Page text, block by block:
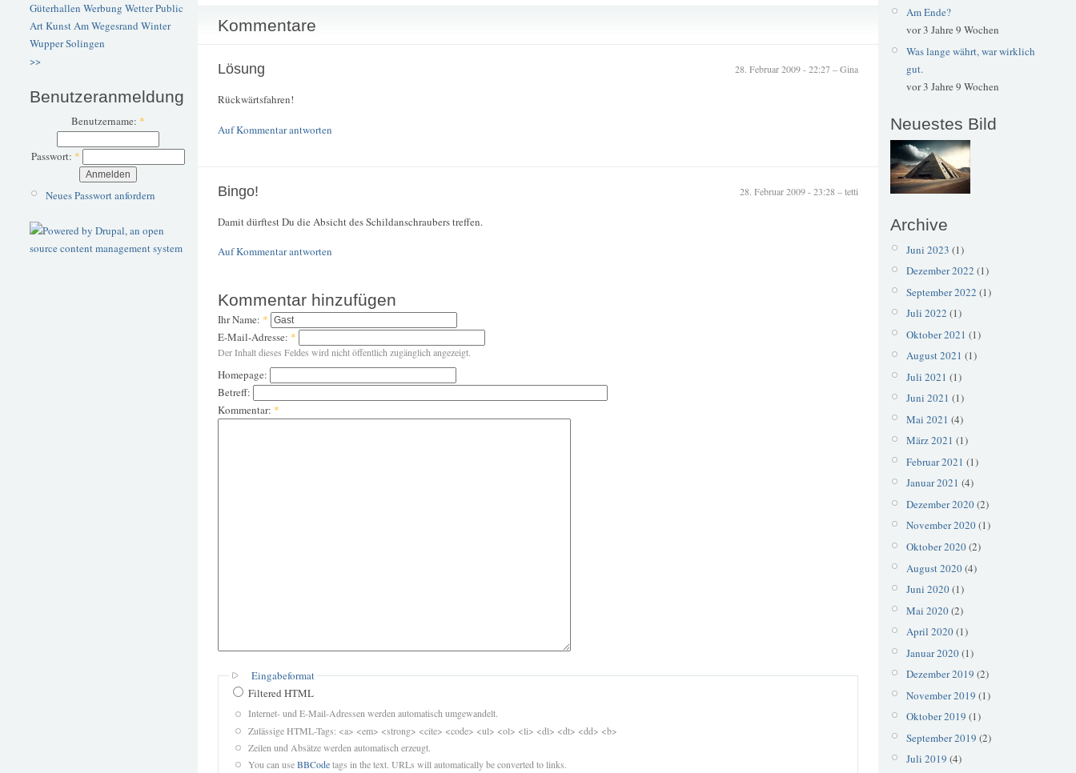
Güterhallen Werbung WetterPublic
ArtKunstAm Wegesrand Winter
WupperSolingen
>>
Benutzeranmeldung
Benutzername: *
Passwort: *
Neues Passwort anfordern
Kommentare
28. Februar 2009 - 22:27 – Gina
Lösung
Rückwärtsfahren!
Auf Kommentar antworten
28. Februar 2009 - 23:28 – tetti
Bingo!
Damit dürftest Du die Absicht des Schildanschraubers treffen.
Auf Kommentar antworten
Kommentar hinzufügen
Ihr Name: *
E-Mail-Adresse: *
Der Inhalt dieses Feldes wird nicht öffentlich zugänglich angezeigt.
Homepage:
Betreff:
Kommentar: *
Eingabeformat
Filtered HTML
Internet- und E-Mail-Adressen werden automatisch umgewandelt.
Zulässige HTML-Tags: <a> <em> <strong> <cite> <code> <ul> <ol> <li> <dl> <dt> <dd> <b>
Zeilen und Absätze werden automatisch erzeugt.
You can useBBCodetags in the text. URLs will automatically be converted to links.
Am Ende?
vor 3 Jahre 9 Wochen
Was lange währt, war wirklich
gut.
vor 3 Jahre 9 Wochen
Neuestes Bild
Archive
Juni 2023 (1)
Dezember 2022 (1)
September 2022 (1)
Juli 2022 (1)
Oktober 2021 (1)
August 2021 (1)
Juli 2021 (1)
Juni 2021 (1)
Mai 2021 (4)
März 2021 (1)
Februar 2021 (1)
Januar 2021 (4)
Dezember 2020(2)
November 2020(1)
Oktober 2020(2)
August 2020(4)
Juni 2020(1)
Mai 2020(2)
April 2020(1)
Januar 2020(1)
Dezember 2019 (2)
November 2019 (1)
Oktober 2019 (1)
September 2019 (2)
Juli 2019 (4)